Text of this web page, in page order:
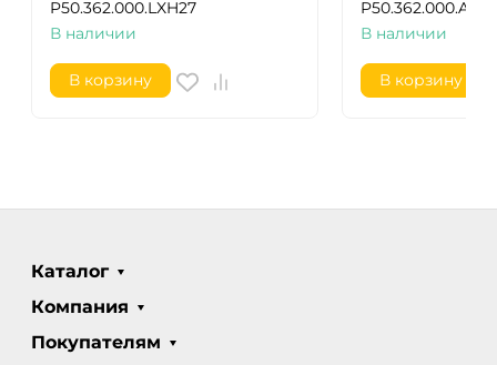
P50.362.000.LXH27
В наличии
В корзину
В наличии
В корзину
Каталог
Компания
Покупателям